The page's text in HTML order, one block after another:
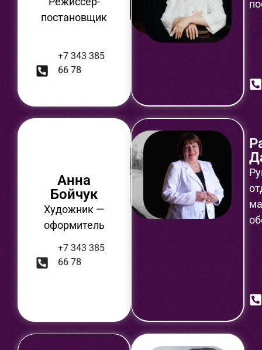
постановщик
+7 343 385
66 78
Анна
Бойчук
Художник —
оформитель
+7 343 385
66 78